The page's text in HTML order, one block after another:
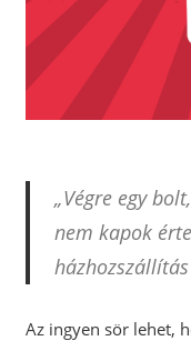
„Végre egy
nem kapok
Az ingyen sör lehet,